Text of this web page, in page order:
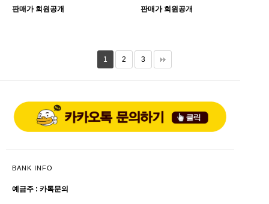
판매가 회원공개 판매가 회원공개
1 2 3
BANK INFO
예금주 : 카톡문의